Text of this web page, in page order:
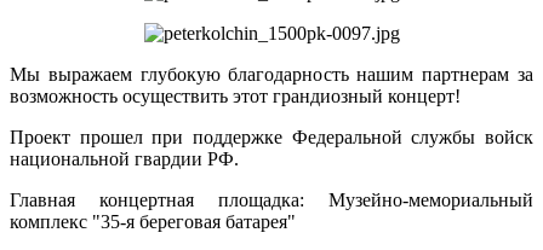
Мы выражаем глубокую благодарность нашим партнерам за
возможность осуществить этот грандиозный концерт!
Проект прошел при поддержке Федеральной службы войск
национальной гвардии РФ.
Главная концертная площадка: Музейно-мемориальный
комплекс "35-я береговая батарея"